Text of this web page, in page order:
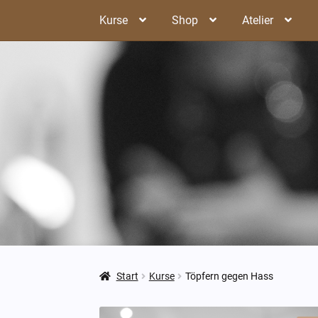
Zur
springen
Zum
springen
Kurse Shop Atelier
Start Kurse Töpfern gegen Hass